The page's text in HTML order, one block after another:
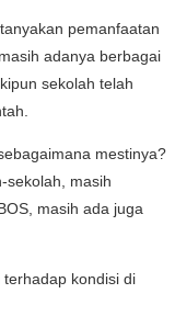
pemanfaatan
adanya berbagai
sekolah telah
mestinya?
sekolah, masih
masih ada juga
kondisi di